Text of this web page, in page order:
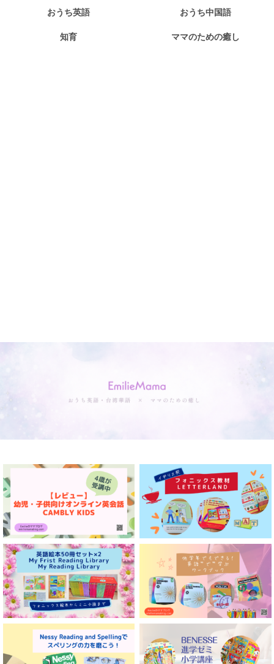
おうち英語 おうち中国語
知育 ママのための癒し